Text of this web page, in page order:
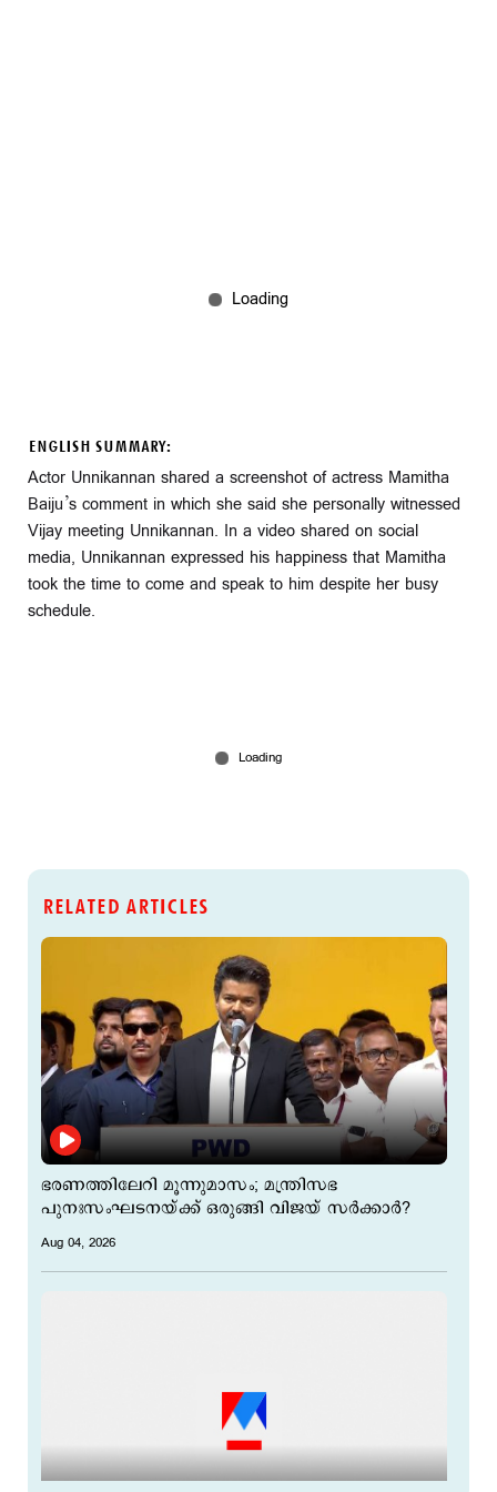
ENGLISH SUMMARY:
Actor Unnikannan shared a screenshot of actress Mamitha
Baiju’s comment in which she said she personally witnessed
Vijay meeting Unnikannan. In a video shared on social
media, Unnikannan expressed his happiness that Mamitha
took the time to come and speak to him despite her busy
schedule.
RELATED ARTICLES
ഭരണത്തിലേറി മൂന്നുമാസം; മന്ത്രിസഭ
പുനഃസംഘടനയ്ക്ക് ഒരുങ്ങി വിജയ് സര്‍ക്കാര്‍?
Aug 04, 2026